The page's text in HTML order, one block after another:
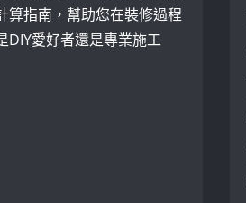
算指南，幫助您在裝修過程
DIY愛好者還是專業施工